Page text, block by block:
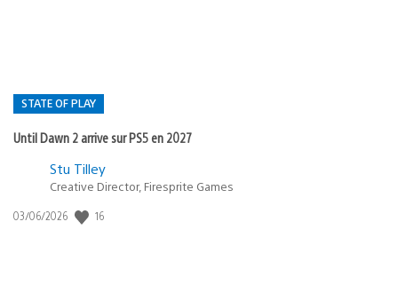
STATE OF PLAY
Until Dawn 2 arrive sur PS5 en 2027
Postée
:
Stu Tilley
Creative Director, Firesprite Games
Date
03/06/2026 16